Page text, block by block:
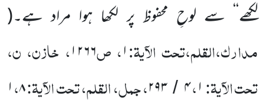
لکھے‘‘ سے لوحِ محفوظ پر لکھا ہوا مراد ہے۔(
مدارک،القلم،تحت الآیۃ:۱، ص۱۲۶۶، خازن، ن،
تحت الآیۃ:۱،۴ / ۲۹۳، جمل، القلم، تحت الآیۃ: ۱،۸